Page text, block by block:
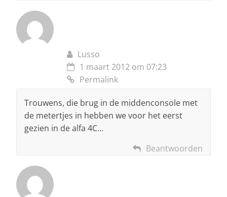
Lusso
1 maart 2012 om 07:23
Permalink
Trouwens, die brug in de middenconsole met
de metertjes in hebben we voor het eerst
gezien in de alfa 4C…
Beantwoorden